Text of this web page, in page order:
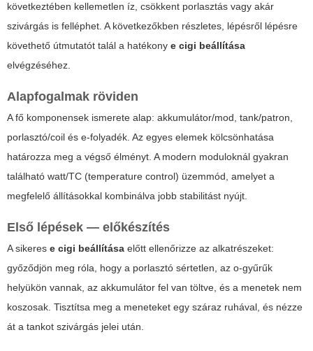
következtében kellemetlen íz, csökkent porlasztás vagy akár
szivárgás is felléphet. A következőkben részletes, lépésről lépésre
követhető útmutatót talál a hatékony e cigi beállítása
elvégzéséhez.
Alapfogalmak röviden
A fő komponensek ismerete alap: akkumulátor/mod, tank/patron,
porlasztó/coil és e-folyadék. Az egyes elemek kölcsönhatása
határozza meg a végső élményt. A modern moduloknál gyakran
található watt/TC (temperature control) üzemmód, amelyet a
megfelelő állításokkal kombinálva jobb stabilitást nyújt.
Első lépések — előkészítés
A sikeres e cigi beállítása előtt ellenőrizze az alkatrészeket:
győződjön meg róla, hogy a porlasztó sértetlen, az o-gyűrűk
helyükön vannak, az akkumulátor fel van töltve, és a menetek nem
koszosak. Tisztítsa meg a meneteket egy száraz ruhával, és nézze
át a tankot szivárgás jelei után.